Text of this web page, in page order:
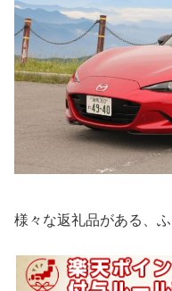
様々な返礼品がある、ふ